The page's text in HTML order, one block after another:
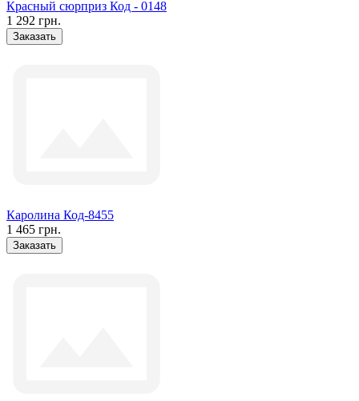
Красный сюрприз Код - 0148
1 292 грн.
Заказать
Каролина Код-8455
1 465 грн.
Заказать